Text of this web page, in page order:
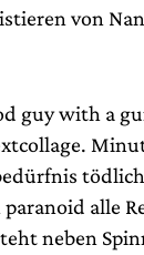
von
guy with a
alle
neben